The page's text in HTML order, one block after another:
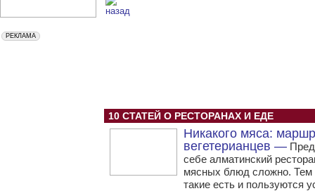
10 СТАТЕЙ О РЕСТОРАНАХ И ЕДЕ
Никакого мяса:
вегетерианцев —
себе алматинский
мясных блюд сложно. Тем
такие есть и пользуются